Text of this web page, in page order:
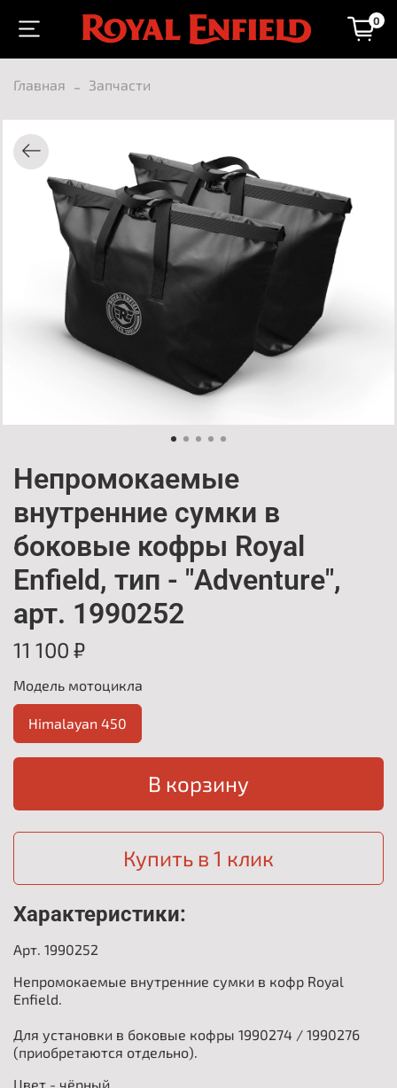
0
Главная Запчасти
Непромокаемые
внутренние сумки в
боковые кофры Royal
Enfield, тип - "Adventure",
арт. 1990252
11 100 ₽
В корзину
Купить в 1 клик
Модель мотоцикла
Himalayan 450
Характеристики:
Арт. 1990252
Непромокаемые внутренние сумки в кофр Royal
Enfield.
Для установки в боковые кофры 1990274 / 1990276
(приобретаются отдельно).
Цвет - чёрный.